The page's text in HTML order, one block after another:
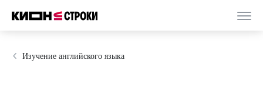
Изучение английского языка